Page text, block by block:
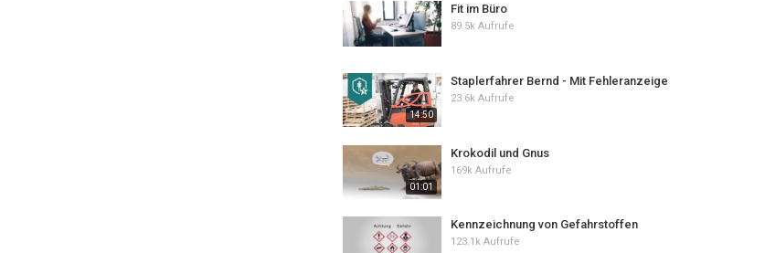
Fit im Büro
89.5k Aufrufe
14:50
Staplerfahrer Bernd - Mit Fehleranzeige
23.6k Aufrufe
01:01
Krokodil und Gnus
169k Aufrufe
Kennzeichnung von Gefahrstoffen
123.1k Aufrufe